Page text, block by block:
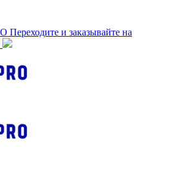
Переходите и заказывайте на